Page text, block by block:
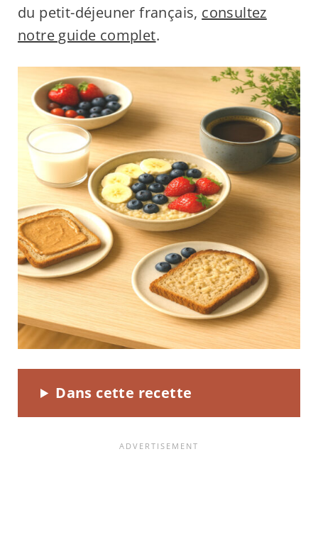
du petit-déjeuner français, consultez
notre guide complet.
Dans cette recette